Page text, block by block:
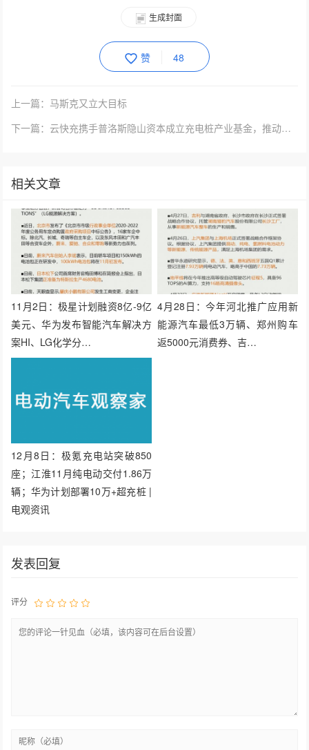
生成封面
赞 48
上一篇：马斯克又立大目标
下一篇：云快充携手普洛斯隐山资本成立充电桩产业基金，推动双碳新基建
相关文章
11月2日：极星计划融资8亿-9亿
美元、华为发布智能汽车解决方
案HI、LG化学分…
4月28日：今年河北推广应用新
能源汽车最低3万辆、郑州购车
返5000元消费券、吉…
12月8日：极氪充电站突破850
座；江淮11月纯电动交付1.86万
辆；华为计划部署10万+超充桩 |
电观资讯
发表回复
评分